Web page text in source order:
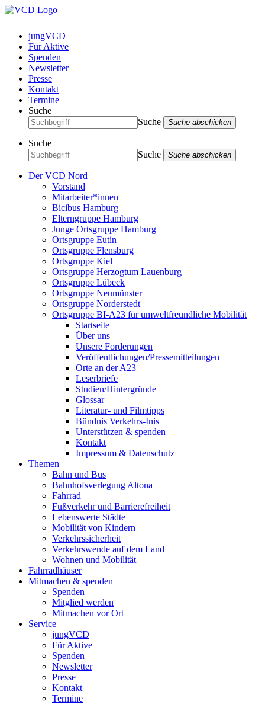
jungVCD
Für Aktive
Spenden
Newsletter
Presse
Kontakt
Termine
Suche
Suche
Suche abschicken
Suche
Suche
Suche abschicken
Der VCD Nord
Vorstand
Mitarbeiter*innen
Bicibus Hamburg
Elterngruppe Hamburg
Junge Ortsgruppe Hamburg
Ortsgruppe Eutin
Ortsgruppe Flensburg
Ortsgruppe Kiel
Ortsgruppe Herzogtum Lauenburg
Ortsgruppe Lübeck
Ortsgruppe Neumünster
Ortsgruppe Norderstedt
Ortsgruppe BI-A23 für umweltfreundliche Mobilität
Startseite
Über uns
Unsere Forderungen
Veröffentlichungen/Pressemitteilungen
Orte an der A23
Leserbriefe
Studien/Hintergründe
Glossar
Literatur- und Filmtipps
Bündnis Verkehrs-Inis
Unterstützen & spenden
Kontakt
Impressum & Datenschutz
Themen
Bahn und Bus
Bahnhofsverlegung Altona
Fahrrad
Fußverkehr und Barrierefreiheit
Lebenswerte Städte
Mobilität von Kindern
Verkehrssicherheit
Verkehrswende auf dem Land
Wohnen und Mobilität
Fahrradhäuser
Mitmachen & spenden
Spenden
Mitglied werden
Mitmachen vor Ort
Service
jungVCD
Für Aktive
Spenden
Newsletter
Presse
Kontakt
Termine